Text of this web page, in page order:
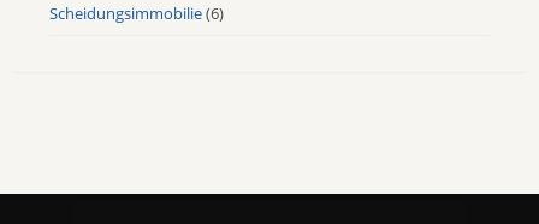
Scheidungsimmobilie(6)